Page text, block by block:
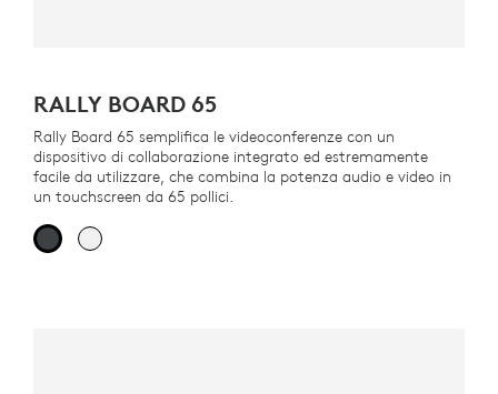
RALLY BOARD 65
Rally Board 65 semplifica le videoconferenze con un
dispositivo di collaborazione integrato ed estremamente
facile da utilizzare, che combina la potenza audio e video in
un touchscreen da 65 pollici.